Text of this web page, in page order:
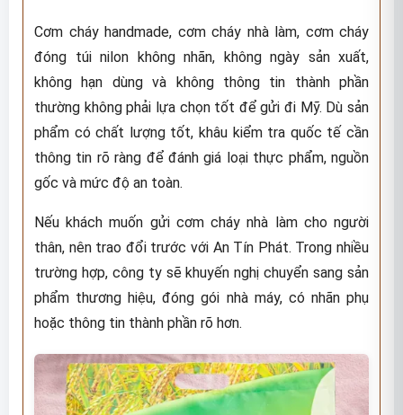
Cơm cháy handmade, cơm cháy nhà làm, cơm cháy
đóng túi nilon không nhãn, không ngày sản xuất,
không hạn dùng và không thông tin thành phần
thường không phải lựa chọn tốt để gửi đi Mỹ. Dù sản
phẩm có chất lượng tốt, khâu kiểm tra quốc tế cần
thông tin rõ ràng để đánh giá loại thực phẩm, nguồn
gốc và mức độ an toàn.
Nếu khách muốn gửi cơm cháy nhà làm cho người
thân, nên trao đổi trước với An Tín Phát. Trong nhiều
trường hợp, công ty sẽ khuyến nghị chuyển sang sản
phẩm thương hiệu, đóng gói nhà máy, có nhãn phụ
hoặc thông tin thành phần rõ hơn.